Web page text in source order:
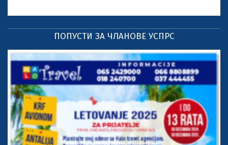
ПОПУСТИ ЗА ЧЛАНОВЕ УСПРС